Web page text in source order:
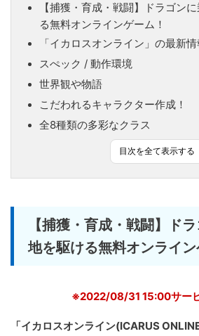
【捕獲・育成・戦闘】ドラゴン
る無料オンラインゲーム！
「イカロスオンライン」の最新情
スぺック / 動作環境
世界観や物語
こだわれるキャラクター作成！
全8種類の多彩なクラス
目次を全て表示する
【捕獲・育成・戦闘】ド
地を駆ける無料オンライン
※2022/08/31 15:00サー
「イカロスオンライン(ICARUS